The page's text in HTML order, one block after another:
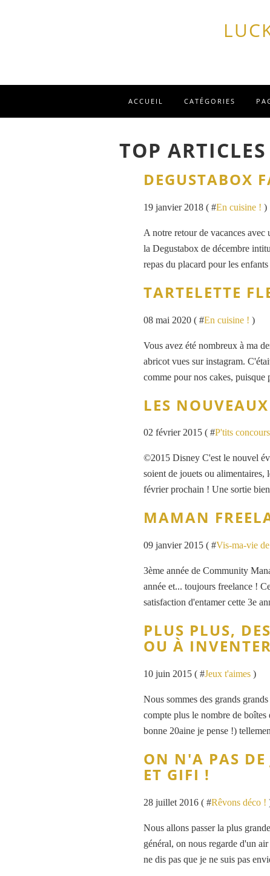
ACCUEIL CATÉGORIES
TOP ARTICLES
DEGUSTABOX
19 janvier 2018 ( #En cuisine ! )
A notre retour de vacances
la Degustabox de décembre
repas du placard pour les
TARTELETTE
08 mai 2020 ( #En cuisine ! )
Vous avez été nombreux à ma
abricot vues sur instagram.
comme pour nos cakes, puisque
LES
02 février 2015 ( #P'tits
©2015 Disney C'est le nouvel
soient de jouets ou
février prochain ! Une sortie
MAMAN
09 janvier 2015 ( #Vis-ma-vie
3ème année de Community
année et... toujours freelance !
satisfaction d'entamer cette 3e
PLUS PLUS,
OU À
10 juin 2015 ( #Jeux t'aimes )
Nous sommes des grands
compte plus le nombre de
bonne 20aine je pense !)
ON N'A PAS
ET GIFI !
28 juillet 2016 ( #Rêvons déco !
Nous allons passer la plus
général, on nous regarde d'un
ne dis pas que je ne suis pas